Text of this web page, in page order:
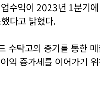
수익이 2023년 1분기
다고 밝혔다.
수탁고의 증가를 통한
익 증가세를 이어가기